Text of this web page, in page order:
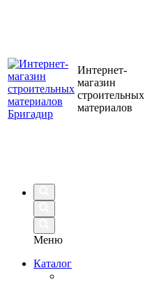
Интернет-
магазин
строительных
материалов
Меню
Каталог